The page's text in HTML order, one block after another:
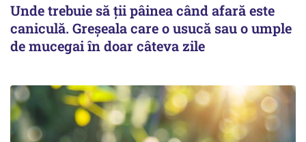
Unde trebuie să ții pâinea când afară este
caniculă. Greșeala care o usucă sau o umple
de mucegai în doar câteva zile